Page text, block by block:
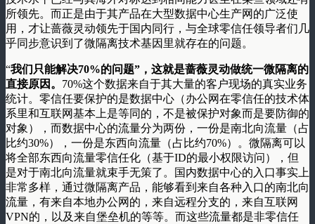
所领先。而正是由于其产品在大型数据中心生产网的广泛使
用，才让蔷薇灵动领先于国内同行，与全球零信任领导者们几
乎同步意识到了微隔离技术基因里就存在的问题。
“我们只能解决70%的问题”，这就是蔷薇灵动做统一微隔离的
直接原因。 70%这个数据来自于其大量的客户现场的真实业务
统计。零信任要保护的是数据中心（办公网在零信任的技术体
系里和互联网基本上是等同的，不是被保护对象而是要防御的
对象），而数据中心的流量分为两份，一份是南北向流量（占
比约30%），一份是东西向流量（占比约70%）。微隔离可以
将全部东西向流量零信任化（基于ID的最小权限访问），但
是对于南北向流量就束手无策了。国内数据中心的入口事实上
非常多样，通过微隔离产品，能够看到来自各种入口的南北向
流量，有来自本地办公网的，来自远程分支的，来自互联网
VPN的，以及来自堡垒机的等等。而这些流量都是非零信任